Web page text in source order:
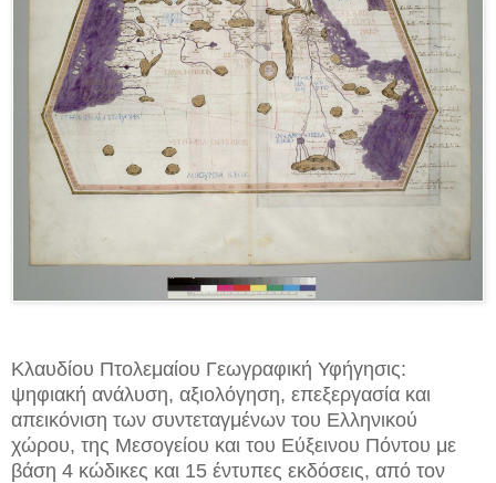
Κλαυδίου Πτολεμαίου Γεωγραφική Υφήγησις:
ψηφιακή ανάλυση, αξιολόγηση, επεξεργασία και
απεικόνιση των συντεταγμένων του Ελληνικού
χώρου, της Μεσογείου και του Εύξεινου Πόντου με
βάση 4 κώδικες και 15 έντυπες εκδόσεις, από τον